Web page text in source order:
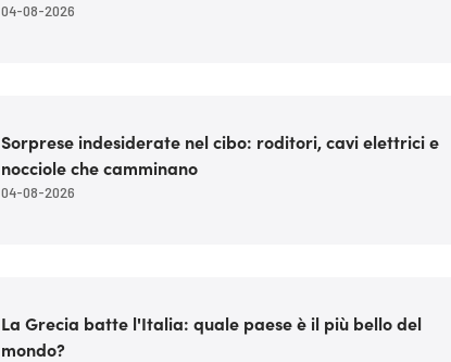
04-08-2026
Sorprese indesiderate nel cibo: roditori, cavi elettrici e
nocciole che camminano
04-08-2026
La Grecia batte l'Italia: quale paese è il più bello del
mondo?